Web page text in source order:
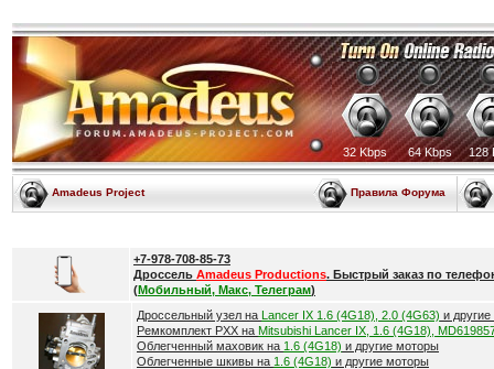
32 Kbps 64 Kbps 128
Amadeus Project Правила Форума
+7-978-708-85-73
Дроссель Amadeus Productions. Быстрый заказ по
(Мобильный, Макс, Телеграм)
Дроссельный узел на Lancer IX 1.6 (4G18), 2.0 (4G63) и
Ремкомплект РХХ на Mitsubishi Lancer IX, 1.6 (4G18),
Облегченный маховик на 1.6 (4G18) и другие моторы
Облегченные шкивы на 1.6 (4G18) и другие моторы